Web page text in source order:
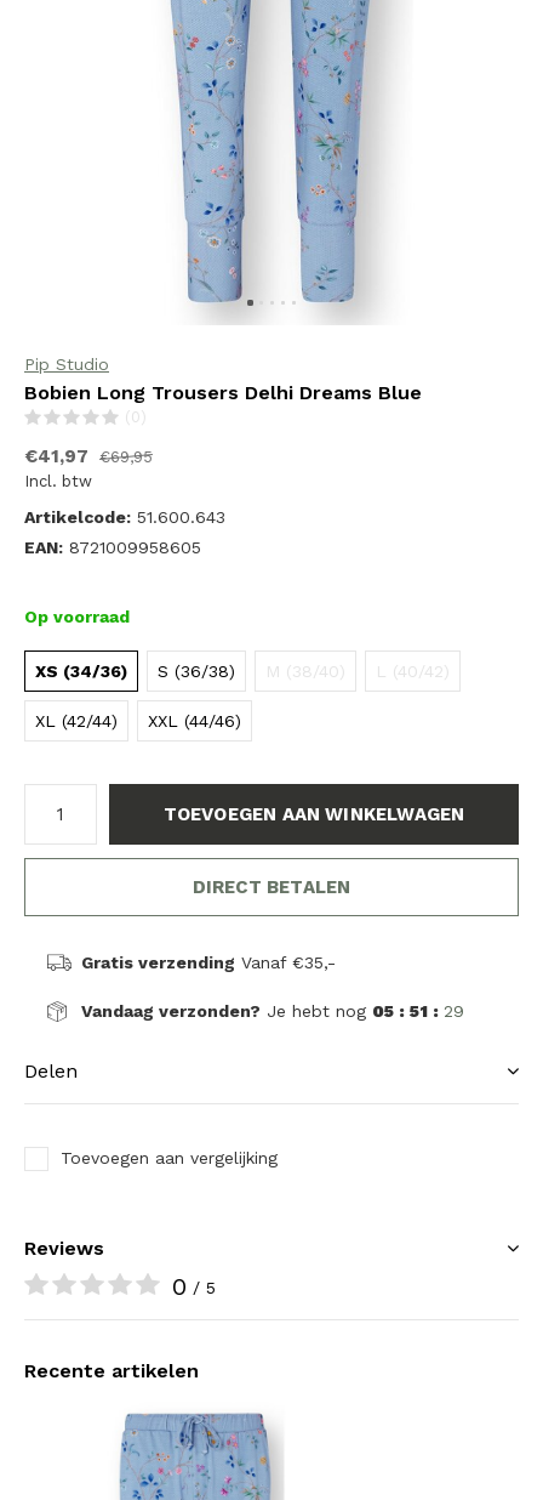
Pip Studio
Bobien Long Trousers Delhi Dreams Blue
(0)
€41,97
€69,95
Incl. btw
Artikelcode: 51.600.643
EAN: 8721009958605
Op voorraad
XS (34/36) S (36/38) M (38/40) L (40/42)
XL (42/44) XXL (44/46)
TOEVOEGEN AAN WINKELWAGEN
DIRECT BETALEN
Gratis verzending Vanaf €35,-
Vandaag verzonden? Je hebt nog 05 : 51 : 29
Delen
Toevoegen aan vergelijking
Reviews
0 / 5
Recente artikelen